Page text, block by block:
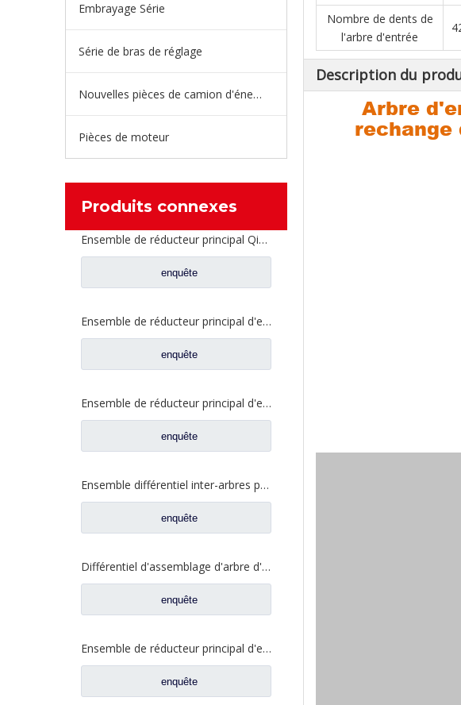
Embrayage Série
Série de bras de réglage
Nouvelles pièces de camion d'énergie
Pièces de moteur
Produits connexes
Ensemble de réducteur principal Qingte 440 pont dans l'essieu pour pièces de rechange de camion Foton Auman QT440SH2-2502000
enquête
Ensemble de réducteur principal d'essieu arrière Qingte 398 pour pièces de rechange de camion Foton Auman QT440SH1-2402000
enquête
Ensemble de réducteur principal d'essieu intermédiaire Qingte 398 pour pièces de rechange de camion Foton Auman QT398S0-2502000
enquête
Ensemble différentiel inter-arbres pour pièces de rechange de camion d'essieu Foton Auman Qingte ZL300 ZL300S1-2510300A
enquête
Différentiel d'assemblage d'arbre d'entrée pour Foton Auman Ankai essieu BENZ essieu camion pièces de rechange HFF2510100 CK 1BZ
enquête
Ensemble de réducteur principal d'essieu arrière Qingte 398 pour pièces de rechange de camion Foton Auman QT398S3-2402000
enquête
Nombre de dents de
l'arbre d'entrée
Description du
Arbre
rechange